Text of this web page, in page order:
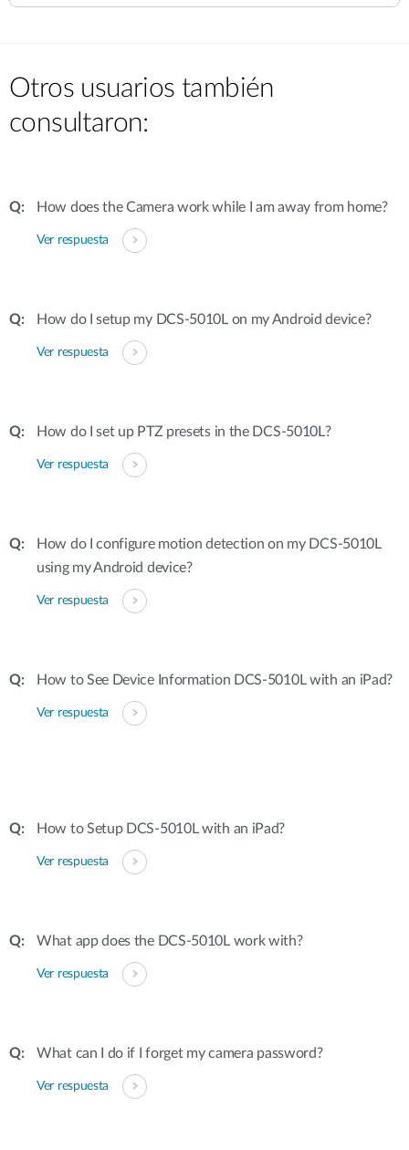
Otros usuarios también
consultaron:
How does the Camera work while I am away from home?
Ver respuesta
How do I setup my DCS-5010L on my Android device?
Ver respuesta
How do I set up PTZ presets in the DCS-5010L?
Ver respuesta
How do I configure motion detection on my DCS-5010L
using my Android device?
Ver respuesta
How to See Device Information DCS-5010L with an iPad?
Ver respuesta
How to Setup DCS-5010L with an iPad?
Ver respuesta
What app does the DCS-5010L work with?
Ver respuesta
What can I do if I forget my camera password?
Ver respuesta